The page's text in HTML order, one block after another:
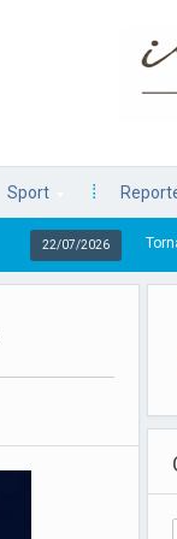
Sport
Torna la Pezzata,